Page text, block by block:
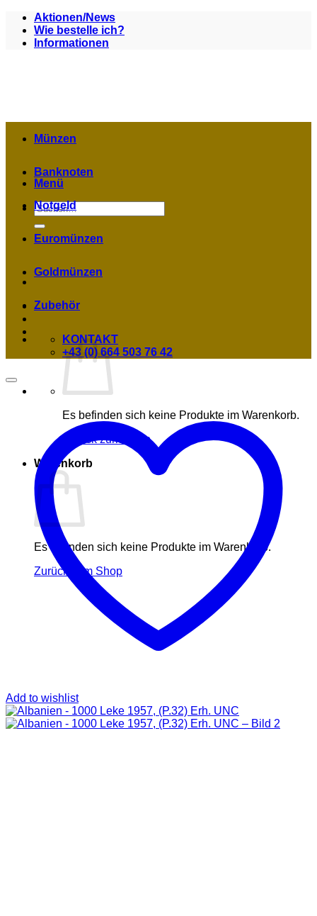
Zum
Inhalt
springen
Aktionen/News
Wie bestelle ich?
Informationen
Menü
Suchen
nach:
Es befinden sich keine Produkte im Warenkorb.
Zurück zum Shop
Warenkorb
Es befinden sich keine Produkte im Warenkorb.
Zurück zum Shop
Münzen
Banknoten
Notgeld
Euromünzen
Goldmünzen
Zubehör
KONTAKT
+43 (0) 664 503 76 42
Add to wishlist